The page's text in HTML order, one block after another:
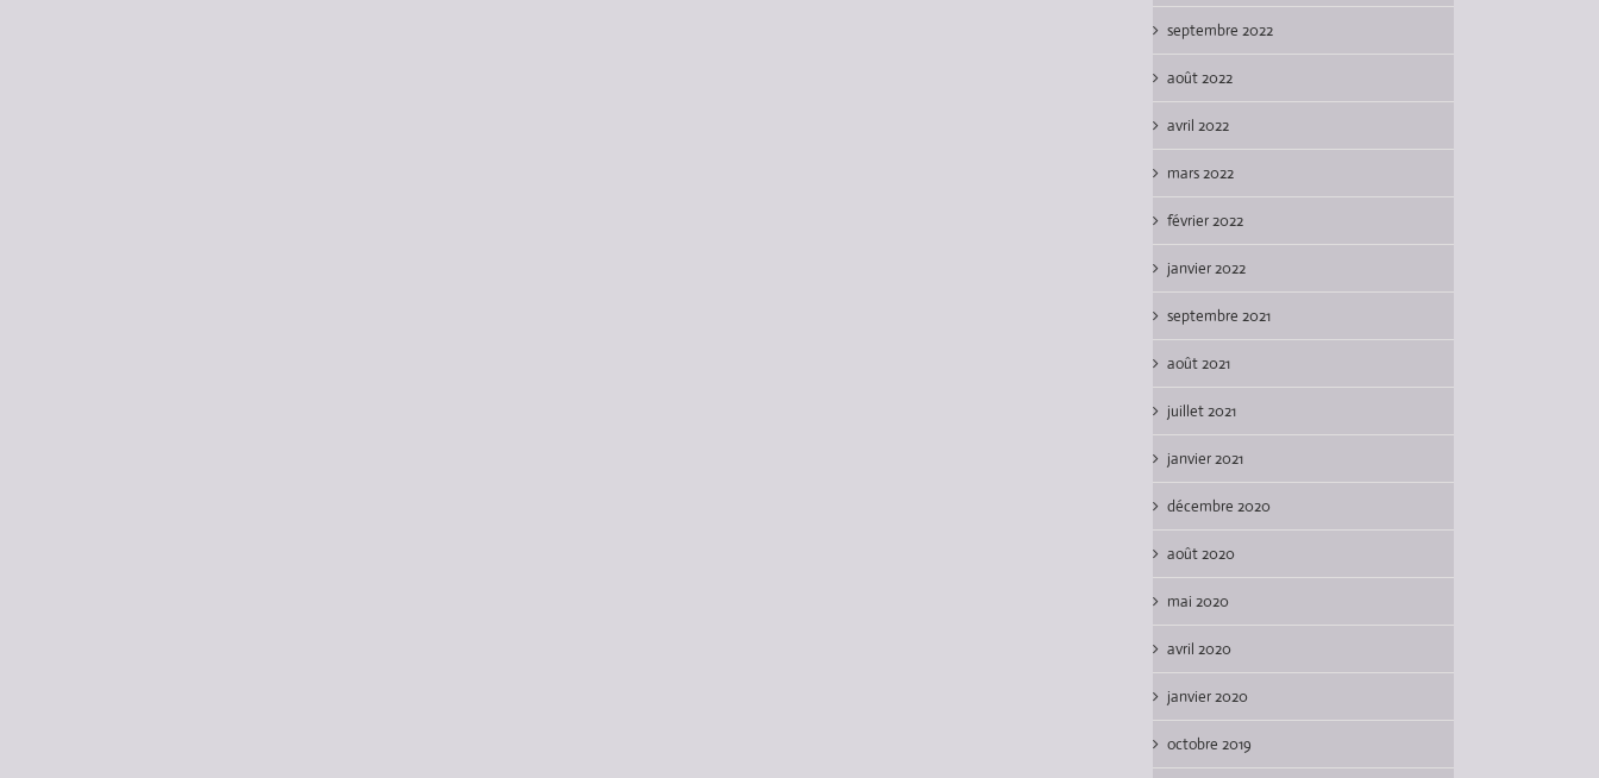
septembre 2022
août 2022
avril 2022
mars 2022
février 2022
janvier 2022
septembre 2021
août 2021
juillet 2021
janvier 2021
décembre 2020
août 2020
mai 2020
avril 2020
janvier 2020
octobre 2019